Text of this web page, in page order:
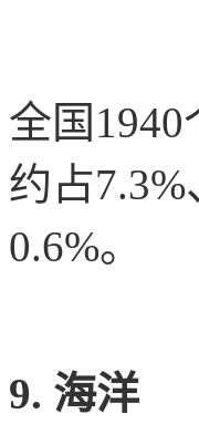
全国
约占
0.6%。
9. 海洋